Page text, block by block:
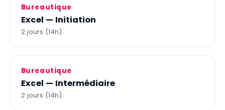
Bureautique
Excel — Initiation
2 jours (14h)
Bureautique
Excel — Intermédiaire
2 jours (14h)